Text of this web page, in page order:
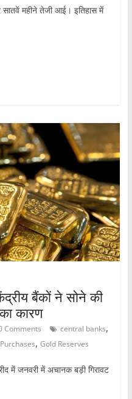
सातवें महीने तेजी आई। इतिहास में
बैंकों ने सोने की
कारण
Comments central banks,
, Gold Reserves
में जनवरी में अचानक बड़ी गिरावट